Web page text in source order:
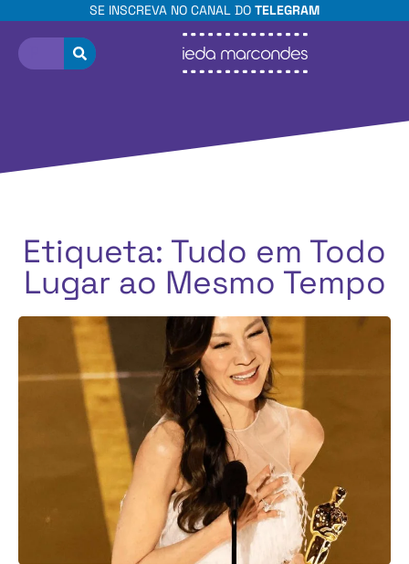
SE INSCREVA NO CANAL DO TELEGRAM
Etiqueta: Tudo em Todo
Lugar ao Mesmo Tempo